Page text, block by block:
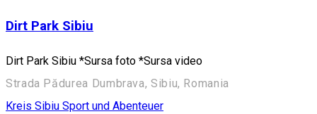
Dirt Park Sibiu
Dirt Park Sibiu *Sursa foto *Sursa video
Strada Pădurea Dumbrava, Sibiu, Romania
Kreis Sibiu Sport und Abenteuer